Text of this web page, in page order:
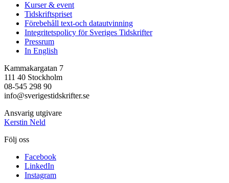
Kurser & event
Tidskriftspriset
Förebehåll text-och datautvinning
Integritetspolicy för Sveriges Tidskrifter
Pressrum
In English
Kammakargatan 7
111 40 Stockholm
08-545 298 90
info@sverigestidskrifter.se
Ansvarig utgivare
Kerstin Neld
Följ oss
Facebook
LinkedIn
Instagram